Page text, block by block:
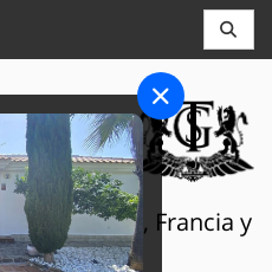
Y RESERVAS
SELECTION
en Suiza, Francia y